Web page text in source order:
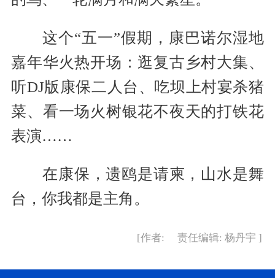
这个“五一”假期，康巴诺尔湿地
嘉年华火热开场：逛复古乡村大集、
听DJ版康保二人台、吃坝上村宴杀猪
菜、看一场火树银花不夜天的打铁花
表演……
在康保，遗鸥是请柬，山水是舞
台，你我都是主角。
[作者: 责任编辑: 杨丹宇 ]